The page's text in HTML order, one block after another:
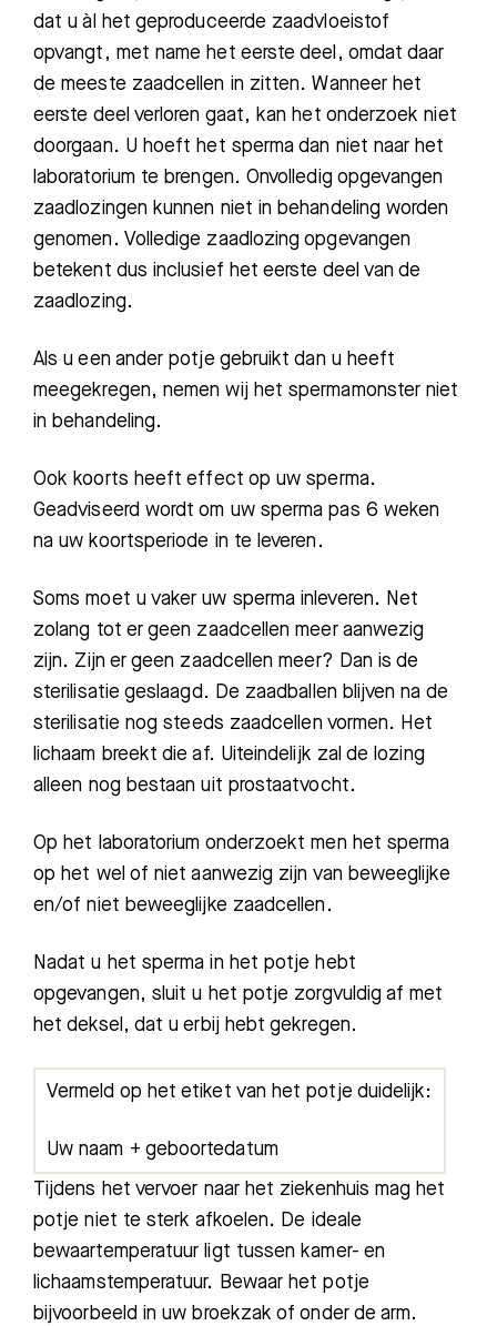
Bezoektijden
Afspraak maken
Afdelingen
dat u àl het geproduceerde zaadvloeistof
opvangt, met name het eerste deel, omdat daar
de meeste zaadcellen in zitten. Wanneer het
eerste deel verloren gaat, kan het onderzoek niet
doorgaan. U hoeft het sperma dan niet naar het
laboratorium te brengen. Onvolledig opgevangen
zaadlozingen kunnen niet in behandeling worden
genomen. Volledige zaadlozing opgevangen
betekent dus inclusief het eerste deel van de
zaadlozing.
Als u een ander potje gebruikt dan u heeft
meegekregen, nemen wij het spermamonster niet
in behandeling.
Ook koorts heeft effect op uw sperma.
Geadviseerd wordt om uw sperma pas 6 weken
na uw koortsperiode in te leveren.
Soms moet u vaker uw sperma inleveren. Net
zolang tot er geen zaadcellen meer aanwezig
zijn. Zijn er geen zaadcellen meer? Dan is de
sterilisatie geslaagd. De zaadballen blijven na de
sterilisatie nog steeds zaadcellen vormen. Het
lichaam breekt die af. Uiteindelijk zal de lozing
alleen nog bestaan uit prostaatvocht.
Op het laboratorium onderzoekt men het sperma
op het wel of niet aanwezig zijn van beweeglijke
en/of niet beweeglijke zaadcellen.
Nadat u het sperma in het potje hebt
opgevangen, sluit u het potje zorgvuldig af met
het deksel, dat u erbij hebt gekregen.
Vermeld op het etiket van het potje duidelijk:
Uw naam + geboortedatum
Tijdens het vervoer naar het ziekenhuis mag het
potje niet te sterk afkoelen. De ideale
bewaartemperatuur ligt tussen kamer- en
lichaamstemperatuur. Bewaar het potje
bijvoorbeeld in uw broekzak of onder de arm.